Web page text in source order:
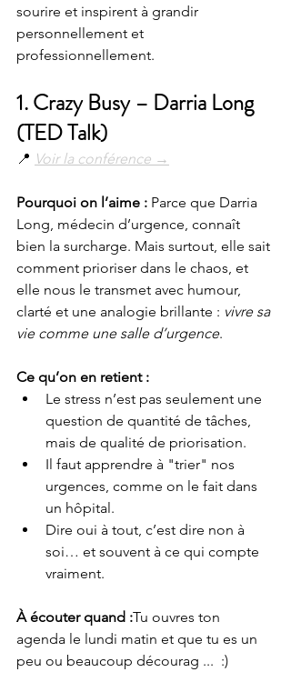
sourire et inspirent à grandir
personnellement et
professionnellement.
1. Crazy Busy – Darria Long
(TED Talk)
📍 Voir la conférence →
Pourquoi on l’aime : Parce que Darria
Long, médecin d’urgence, connaît
bien la surcharge. Mais surtout, elle sait
comment prioriser dans le chaos, et
elle nous le transmet avec humour,
clarté et une analogie brillante : vivre sa
vie comme une salle d’urgence.
Ce qu’on en retient :
Le stress n’est pas seulement une
question de quantité de tâches,
mais de qualité de priorisation.
Il faut apprendre à "trier" nos
urgences, comme on le fait dans
un hôpital.
Dire oui à tout, c’est dire non à
soi… et souvent à ce qui compte
vraiment.
À écouter quand :Tu ouvres ton
agenda le lundi matin et que tu es un
peu ou beaucoup décourag ...  :)